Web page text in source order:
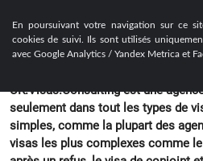
En poursuivant votre navigation sur ce
cookies de suivi. Ils sont utilisés
avec Google Analytics / Yandex Metrica et
QUI SOMMES-NOUS ?
UK.Visas.Consulting est une
seulement dans tout les types de
simples, comme la plupart des
visas les plus complexes comme